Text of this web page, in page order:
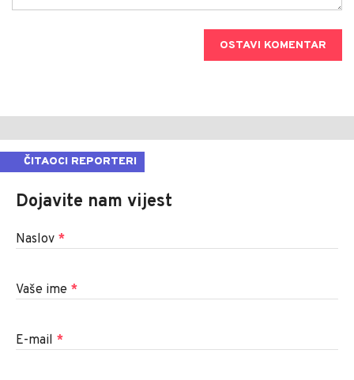
OSTAVI KOMENTAR
ČITAOCI REPORTERI
Dojavite nam vijest
Naslov *
Vaše ime *
E-mail *